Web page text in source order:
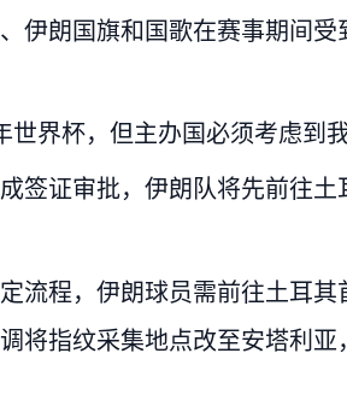
伊朗国旗和国歌在赛事期间
界杯，但主办国必须考虑到
签证审批，伊朗队将先前往
流程，伊朗球员需前往土耳
将指纹采集地点改至安塔利